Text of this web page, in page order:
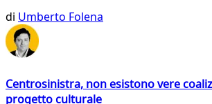
di Umberto Folena
Centrosinistra, non esistono vere
progetto culturale